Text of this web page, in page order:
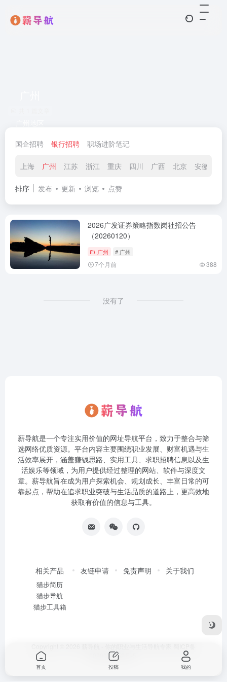
国企招聘 银行招聘 职场进阶笔记
上海 广州 江苏 浙江 重庆 四川 广西 北京 安徽
排序 发布 更新 浏览 点赞
2026广发证券策略指数岗社招公告
（20260120）
广州 # 广州
7个月前 388
没有了
薪导航是一个专注实用价值的网址导航平台，致力于整合与筛
选网络优质资源。平台内容主要围绕职业发展、财富机遇与生
活效率展开，涵盖赚钱思路、实用工具、求职招聘信息以及生
活娱乐等领域，为用户提供经过整理的网站、软件与深度文
章。薪导航旨在成为用户探索机会、规划成长、丰富日常的可
靠起点，帮助在追求职业突破与生活品质的道路上，更高效地
获取有价值的信息与工具。
相关产品
猫步简历
猫步导航
猫步工具箱
友链申请 免责声明 关于我们
2020034752号-5
首页 投稿 我的